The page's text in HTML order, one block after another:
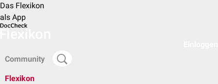
Das Flexikon
als App
Community
Flexikon